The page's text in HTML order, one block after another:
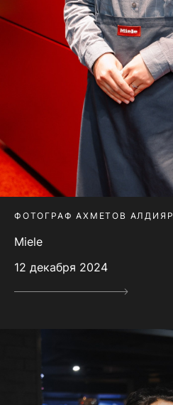
ФОТОГРАФ АХМЕТОВ АЛДИЯР
Miele
12 декабря 2024